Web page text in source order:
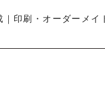
印刷・オーダーメ